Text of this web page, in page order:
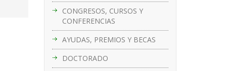
CONGRESOS, CURSOS Y
CONFERENCIAS
AYUDAS, PREMIOS Y BECAS
DOCTORADO